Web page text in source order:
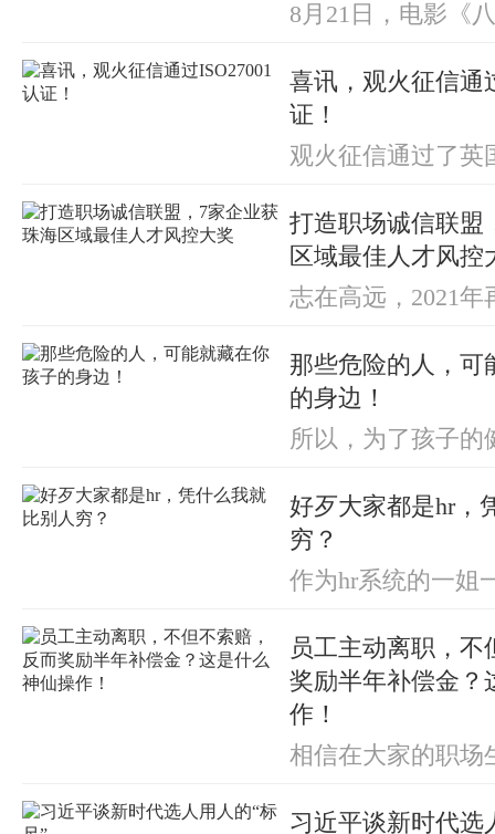
8月21日，电影《
计，票房就已经突
喜讯，观火征信通
证！
观火征信通过了英
ISO27001认证的
着观火征信的信息
达到了国际标准。
打造职场诚信联盟
区域最佳人才风控
志在高远，2021年
那些危险的人，可
的身边！
所以，为了孩子的
好歹大家都是hr，
穷？
作为hr系统的一姐
活有木有！
员工主动离职，不
奖励半年补偿金？
作！
相信在大家的职场
槽跳出来的。
习近平谈新时代选